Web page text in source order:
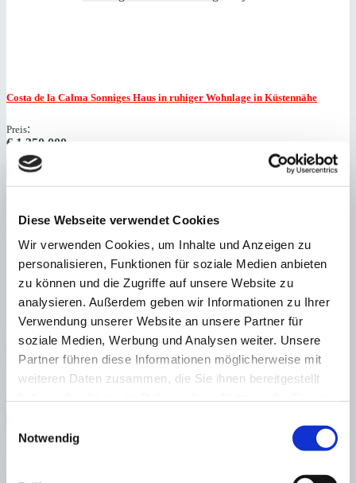
Diese Webseite verwendet Cookies
Wir verwenden Cookies, um Inhalte und Anzeigen zu
personalisieren, Funktionen für soziale Medien anbieten
zu können und die Zugriffe auf unsere Website zu
analysieren. Außerdem geben wir Informationen zu Ihrer
Verwendung unserer Website an unsere Partner für
soziale Medien, Werbung und Analysen weiter. Unsere
Partner führen diese Informationen möglicherweise mit
weiteren Daten zusammen, die Sie ihnen bereitgestellt
Notwendig
Costa de la Calma Sonniges Haus in ruhiger Wohnlage in Küstennähe
Preis:
€ 1.350.000
Ref:25985
Immobilie anzeigen
Schlafzimmer 3 Badezimmer 2 Grundstück 675 m² Bebaute Fläche
Schlafzimmer 3 Badezimmer 2 Grundstück
221 m² Baujahr 1986
El Toro - Port Adriano
Adriano
Preis:
Ref:26727
Schlafzimmer 2
Schlafzimmer
Heizung